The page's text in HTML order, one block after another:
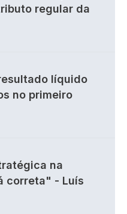
regular da
líquido
no primeiro
na
correta" - Luís